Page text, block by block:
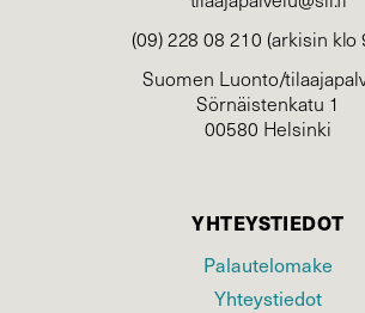
(09) 228 08 210 (arkisin klo
Suomen Luonto/
Sörnäistenkatu 1
00580 Helsinki
YHTEYSTIEDOT
Palautelomake
Yhteystiedot